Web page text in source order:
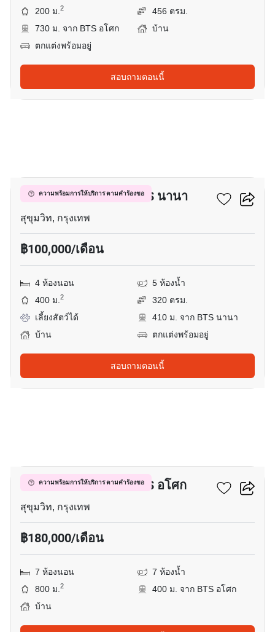
200 ม.2
456 ตรม.
730 ม. จาก BTS อโศก
บ้าน
ตกแต่งพร้อมอยู่
สอบถามตอนนี้
ความพร้อมการให้บริการ ตามคำร้องขอ
บ้าน 4-ห้องนอน ใกล้ BTS นานา
สุขุมวิท, กรุงเทพ
฿100,000/เดือน
4 ห้องนอน
5 ห้องน้ำ
400 ม.2
320 ตรม.
เลี้ยงสัตว์ได้
410 ม. จาก BTS นานา
บ้าน
ตกแต่งพร้อมอยู่
สอบถามตอนนี้
ความพร้อมการให้บริการ ตามคำร้องขอ
บ้าน 7-ห้องนอน ใกล้ BTS อโศก
สุขุมวิท, กรุงเทพ
฿180,000/เดือน
7 ห้องนอน
7 ห้องน้ำ
800 ม.2
400 ม. จาก BTS อโศก
บ้าน